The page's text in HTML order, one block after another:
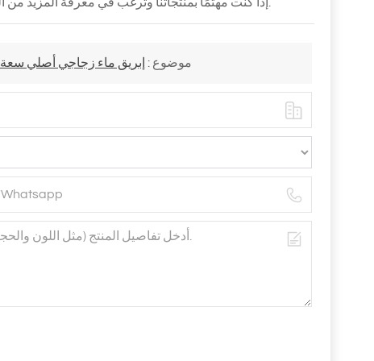
موضوع : إبريق ماء زجاجي أصلي سعة 2100 مل - إبريق متين من زجاج البوروسيليكات للشاي والعصير والحليب